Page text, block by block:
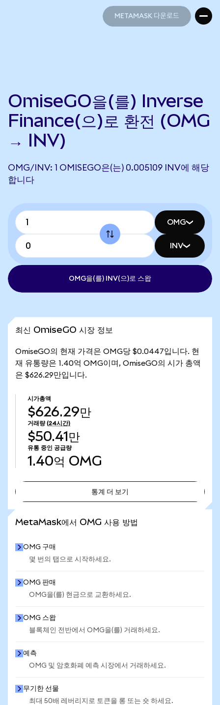
METAMASK 다운로드
OmiseGO을(를) Inverse
Finance(으)로 환전 (OMG
→ INV)
OMG/INV: 1 OMISEGO은(는) 0.005109 INV에 해당
합니다
OMG
INV
OMG을(를) INV(으)로 스왑
최신 OmiseGO 시장 정보
OmiseGO의 현재 가격은 OMG당 $0.0447입니다. 현
재 유통량은 1.40억 OMG이며, OmiseGO의 시가 총액
은 $626.29만입니다.
시가총액
$626.29만
거래량 (24시간)
$50.41만
유통 중인 공급량
1.40억 OMG
통계 더 보기
MetaMask에서 OMG 사용 방법
OMG 구매
몇 번의 탭으로 시작하세요.
OMG 판매
OMG을(를) 현금으로 교환하세요.
OMG 스왑
블록체인 전반에서 OMG을(를) 거래하세요.
예측
OMG 및 암호화폐 예측 시장에서 거래하세요.
무기한 선물
최대 50배 레버리지로 토큰을 롱 또는 숏 하세요.